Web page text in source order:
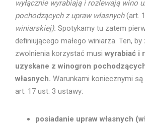
wyłącznie wyrabiają i rozlewają wino
pochodzących z upraw własnych(art.
winiarskiej). Spotykamy tu zatem
definiującego małego winiarza. Ten,
zwolnienia korzystać musi wyrabiać i
uzyskane z winogron
własnych. Warunkami koniecznymi
art. 17 ust. 3 ustawy:
posiadanie upraw własnych